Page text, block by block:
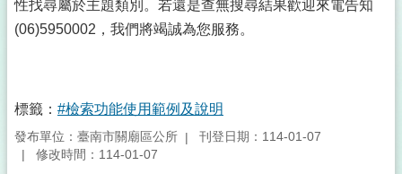
性找尋屬於主題類別。若還是查無搜尋結果歡迎來電告知
(06)5950002，我們將竭誠為您服務。
標籤： #檢索功能使用範例及說明
發布單位：臺南市關廟區公所
刊登日期：114-01-07
修改時間：114-01-07